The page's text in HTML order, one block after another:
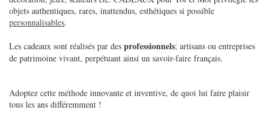
objets authentiques, rares, inattendus, esthétiques si possible
personnalisables.
Les cadeaux sont réalisés par des professionnels; artisans ou entreprises
de patrimoine vivant, perpétuant ainsi un savoir-faire français.
Adoptez cette méthode innovante et inventive, de quoi lui faire plaisir
tous les ans différemment !